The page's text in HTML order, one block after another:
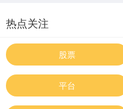
热点关注
股票
平台